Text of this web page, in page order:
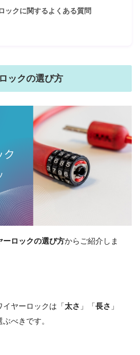
ックに関するよくある質問
ックの選び方
ーロックの選び方からご紹介しま
イヤーロックは「太さ 」「長さ 」
べきです。